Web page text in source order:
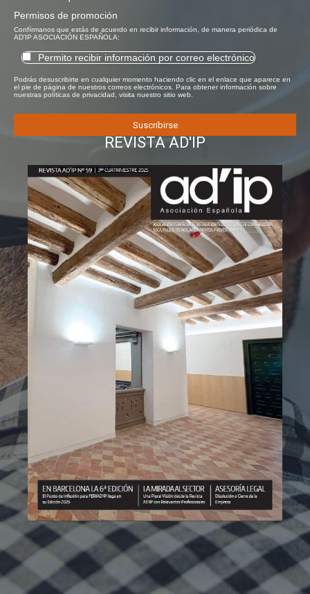
Permisos de promoción
Confírmanos que estás de acuerdo en recibir información, de manera periódica de
AD'IP ASOCIACIÓN ESPAÑOLA:
Permito recibir información por correo electrónico
Podrás desuscribirte en cualquier momento haciendo clic en el enlace que aparece en
el pie de página de nuestros correos electrónicos. Para obtener información sobre
nuestras políticas de privacidad, visita nuestro sitio web.
REVISTA AD'IP